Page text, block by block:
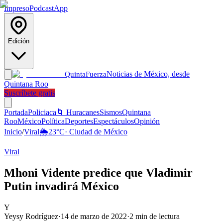
ImpresoPodcastApp
Edición
QuintaFuerzaNoticias de México, desde
Quintana Roo
Suscríbete gratis
PortadaPoliciaca 🌀 HuracanesSismosQuintana
RooMéxicoPolíticaDeportesEspectáculosOpinión
Inicio/Viral🌦️23°C· Ciudad de México
Viral
Mhoni Vidente predice que Vladimir
Putin invadirá México
Y
Yeysy Rodríguez·14 de marzo de 2022·2 min de lectura